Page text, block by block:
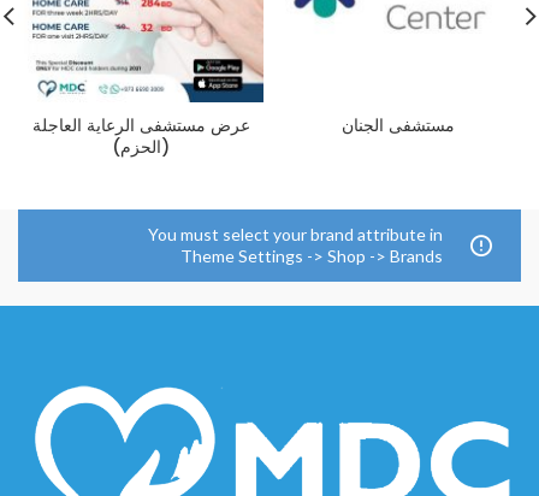
مستشفى الجنان
عرض مستشفى الرعاية العاجلة
(الحزم)
You must select your brand attribute in
Theme Settings -> Shop -> Brands